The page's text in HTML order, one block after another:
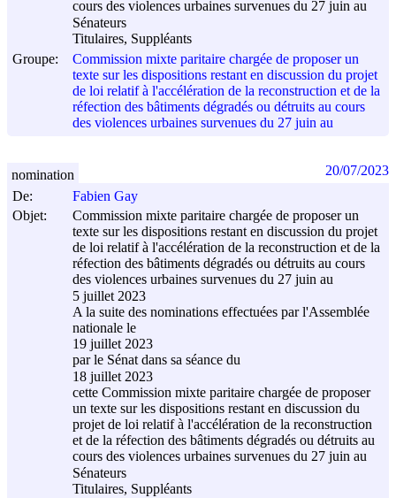
cours des violences urbaines survenues du 27 juin au
Sénateurs
Titulaires, Suppléants
Groupe:
Commission mixte paritaire chargée de proposer un
texte sur les dispositions restant en discussion du projet
de loi relatif à l'accélération de la reconstruction et de la
réfection des bâtiments dégradés ou détruits au cours
des violences urbaines survenues du 27 juin au
De:
Fabien Gay
Objet:
Commission mixte paritaire chargée de proposer un
texte sur les dispositions restant en discussion du projet
de loi relatif à l'accélération de la reconstruction et de la
réfection des bâtiments dégradés ou détruits au cours
des violences urbaines survenues du 27 juin au
5 juillet 2023
A la suite des nominations effectuées par l'Assemblée
nationale le
19 juillet 2023
par le Sénat dans sa séance du
18 juillet 2023
cette Commission mixte paritaire chargée de proposer
un texte sur les dispositions restant en discussion du
projet de loi relatif à l'accélération de la reconstruction
et de la réfection des bâtiments dégradés ou détruits au
cours des violences urbaines survenues du 27 juin au
Sénateurs
Titulaires, Suppléants
nomination 20/07/2023